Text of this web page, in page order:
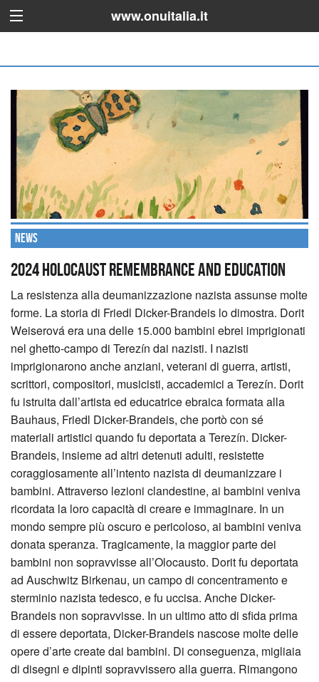
www.onuitalia.it
News
2024 Holocaust Remembrance and Education
La resistenza alla deumanizzazione nazista assunse molte
forme. La storia di Friedl Dicker-Brandeis lo dimostra. Dorit
Weiserová era una delle 15.000 bambini ebrei imprigionati
nel ghetto-campo di Terezín dai nazisti. I nazisti
imprigionarono anche anziani, veterani di guerra, artisti,
scrittori, compositori, musicisti, accademici a Terezín. Dorit
fu istruita dall’artista ed educatrice ebraica formata alla
Bauhaus, Friedl Dicker-Brandeis, che portò con sé
materiali artistici quando fu deportata a Terezín. Dicker-
Brandeis, insieme ad altri detenuti adulti, resistette
coraggiosamente all’intento nazista di deumanizzare i
bambini. Attraverso lezioni clandestine, ai bambini veniva
ricordata la loro capacità di creare e immaginare. In un
mondo sempre più oscuro e pericoloso, ai bambini veniva
donata speranza. Tragicamente, la maggior parte dei
bambini non sopravvisse all’Olocausto. Dorit fu deportata
ad Auschwitz Birkenau, un campo di concentramento e
sterminio nazista tedesco, e fu uccisa. Anche Dicker-
Brandeis non sopravvisse. In un ultimo atto di sfida prima
di essere deportata, Dicker-Brandeis nascose molte delle
opere d’arte create dai bambini. Di conseguenza, migliaia
di disegni e dipinti sopravvissero alla guerra. Rimangono